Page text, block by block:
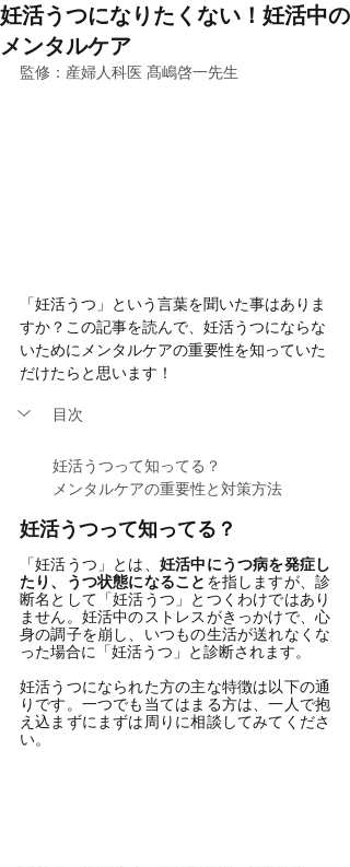
妊活うつになりたくない！妊活中の
メンタルケア
監修：産婦人科医 髙嶋啓一先生
「妊活うつ」という言葉を聞いた事はありま
すか？この記事を読んで、妊活うつにならな
いためにメンタルケアの重要性を知っていた
だけたらと思います！
目次
妊活うつって知ってる？
メンタルケアの重要性と対策方法
妊活うつって知ってる？
「妊活うつ」とは、 妊活中にうつ病を発症し
たり、うつ状態になること を指しますが、診
断名として「妊活うつ」とつくわけではあり
ません。妊活中のストレスがきっかけで、心
身の調子を崩し、いつもの生活が送れなくな
った場合に「妊活うつ」と診断されます。
妊活うつになられた方の主な特徴は以下の通
りです。一つでも当てはまる方は、一人で抱
え込まずにまずは周りに相談してみてくださ
い。